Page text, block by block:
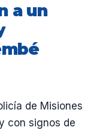
a un
de Misiones
con signos de